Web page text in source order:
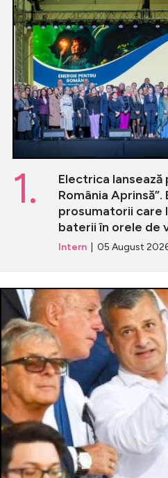
Electrica lansează
România
prosumatorii care
baterii în orele de
Intern | 05 August
1.